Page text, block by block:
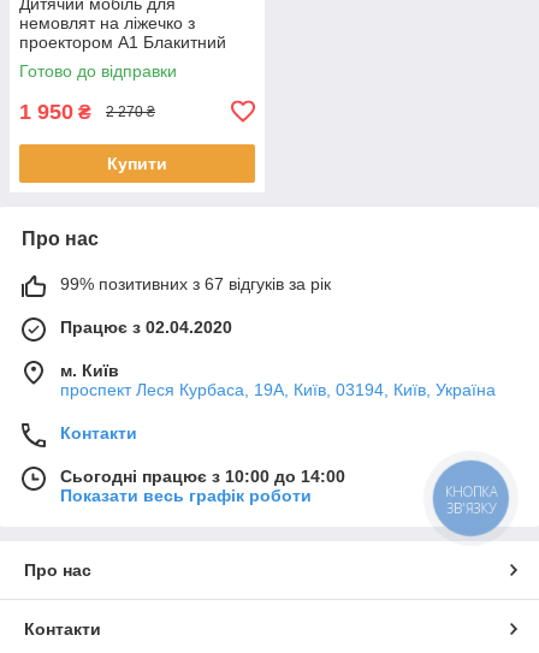
немовлят на ліжечко з
проектором A1 Блакитний
Готово до відправки
1 950 ₴ 2 270 ₴
Купити
Про нас
99% позитивних з 67 відгуків за рік
Працює з 02.04.2020
м. Київ
проспект Леся Курбаса, 19А, Київ, 03194, Київ, Україна
Контакти
Сьогодні працює з 10:00 до 14:00
Показати весь графік роботи
Про нас
Контакти
КНОПКА
ЗВ'ЯЗКУ